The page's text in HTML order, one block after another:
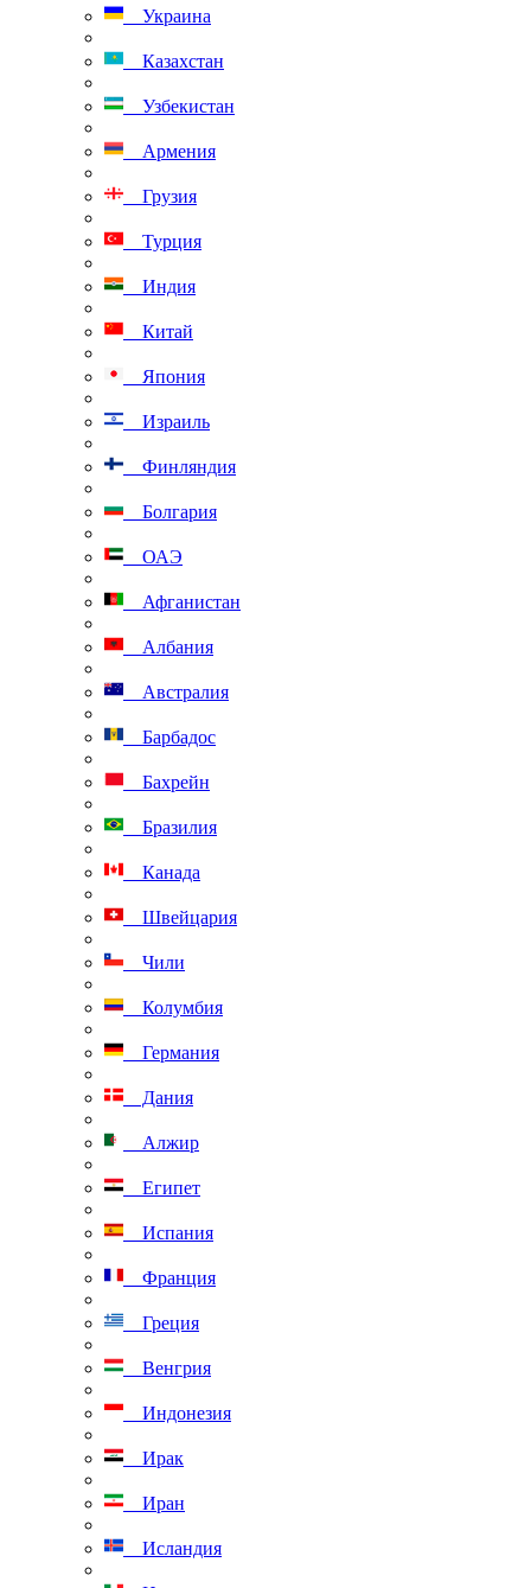
Украина
Казахстан
Узбекистан
Армения
Грузия
Турция
Индия
Китай
Япония
Израиль
Финляндия
Болгария
ОАЭ
Афганистан
Албания
Австралия
Барбадос
Бахрейн
Бразилия
Канада
Швейцария
Чили
Колумбия
Германия
Дания
Алжир
Египет
Испания
Франция
Греция
Венгрия
Индонезия
Ирак
Иран
Исландия